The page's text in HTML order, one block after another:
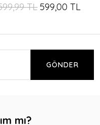
TL 599,00 TL
GÖNDER
mı?